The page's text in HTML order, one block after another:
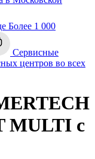
Более 1 000
Сервисные
центров во всех
MULTI с